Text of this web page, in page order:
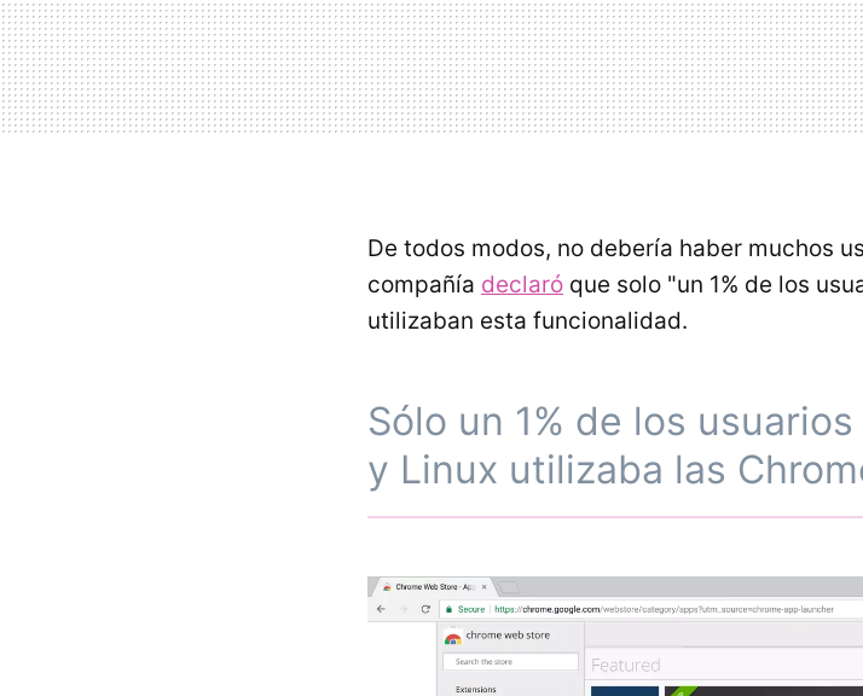
De todos modos, no debería haber muchos
compañía declaró que solo "un 1% de los
utilizaban esta funcionalidad.
Sólo un 1% de los
y Linux utilizaba las